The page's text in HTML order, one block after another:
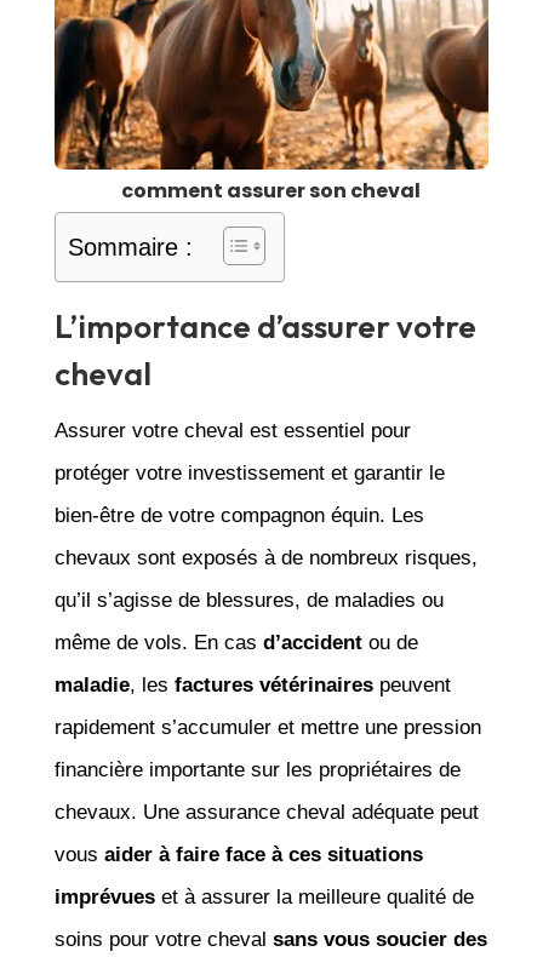
comment assurer son cheval
Sommaire :
L’importance d’assurer votre
cheval
Assurer votre cheval est essentiel pour
protéger votre investissement et garantir le
bien-être de votre compagnon équin. Les
chevaux sont exposés à de nombreux risques,
qu’il s’agisse de blessures, de maladies ou
même de vols. En cas d’accidentou de
maladie, les factures vétérinaires peuvent
rapidement s’accumuler et mettre une pression
financière importante sur les propriétaires de
chevaux. Une assurance cheval adéquate peut
vous aider à faire face à ces situations
imprévueset à assurer la meilleure qualité de
soins pour votre cheval sans vous soucier des